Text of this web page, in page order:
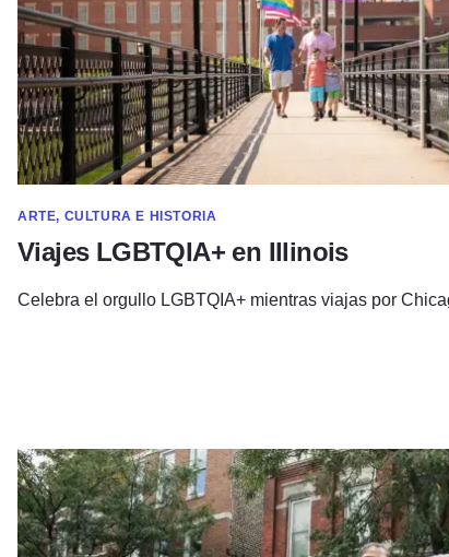
ARTE, CULTURA E HISTORIA
Viajes LGBTQIA+ en Illinois
Celebra el orgullo LGBTQIA+ mientras viajas por
Celebrar el Mes de la Hispanidad en medio de todo